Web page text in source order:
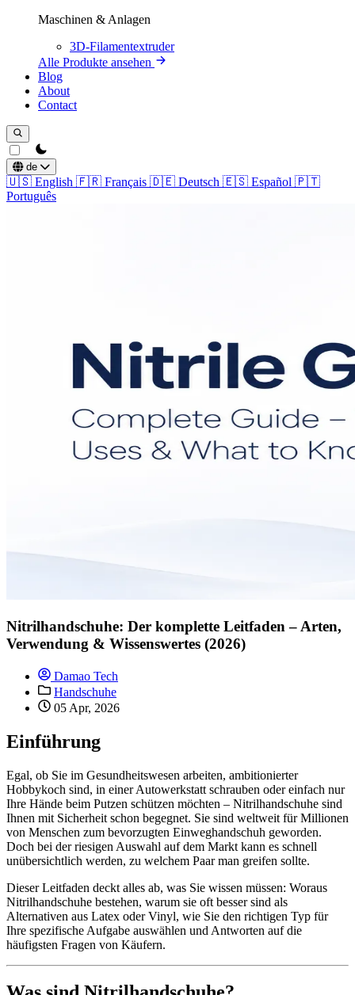
Maschinen & Anlagen
3D-Filamentextruder
Alle Produkte ansehen
Blog
About
Contact
theme switcher
de
🇺🇸 English 🇫🇷 Français 🇩🇪 Deutsch 🇪🇸 Español 🇵🇹
Português
Nitrilhandschuhe: Der komplette Leitfaden – Arten,
Verwendung & Wissenswertes (2026)
Damao Tech
Handschuhe
05 Apr, 2026
Einführung
Egal, ob Sie im Gesundheitswesen arbeiten, ambitionierter
Hobbykoch sind, in einer Autowerkstatt schrauben oder einfach nur
Ihre Hände beim Putzen schützen möchten – Nitrilhandschuhe sind
Ihnen mit Sicherheit schon begegnet. Sie sind weltweit für Millionen
von Menschen zum bevorzugten Einweghandschuh geworden.
Doch bei der riesigen Auswahl auf dem Markt kann es schnell
unübersichtlich werden, zu welchem Paar man greifen sollte.
Dieser Leitfaden deckt alles ab, was Sie wissen müssen: Woraus
Nitrilhandschuhe bestehen, warum sie oft besser sind als
Alternativen aus Latex oder Vinyl, wie Sie den richtigen Typ für
Ihre spezifische Aufgabe auswählen und Antworten auf die
häufigsten Fragen von Käufern.